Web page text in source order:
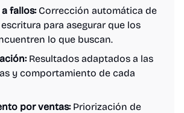
fallos:Corrección automática de
para asegurar que los
lo que buscan.
Resultados adaptados a las
y comportamiento de cada
por ventas:Priorización de